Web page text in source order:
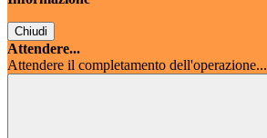
Chiudi
Attendere...
Attendere il completamento dell'operazione...